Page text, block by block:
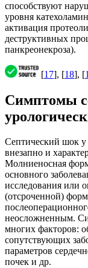
способствуют
уровня
активация
деструктивных
панкреонекроза).
[17], [18], [
Симптомы
Септический шок у
внезапно и
Молниеносная
основного
исследования или
(отсроченной)
неосложненным.
многих факторов:
сопутствующих
параметров
почек и др.